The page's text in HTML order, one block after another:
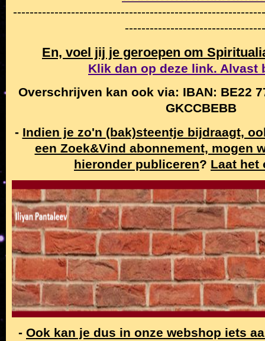
En, voel jij je geroepen om
Klik dan op deze link. Alvast
Overschrijven kan ook via: IBAN: BE22
GKCCBEBB
- Indien je zo'n (bak)steentje bijdraagt,
een Zoek&Vind abonnement, mogen
hieronder publiceren? Laat het
- Ook kan je dus in onze webshop iets